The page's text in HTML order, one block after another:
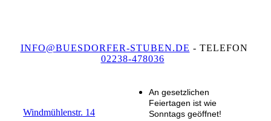
INFO@BUESDORFER-STUBEN.DE - TELEFON
02238-478036
Windmühlenstr. 14
An gesetzlichen
Feiertagen ist wie
Sonntags geöffnet!